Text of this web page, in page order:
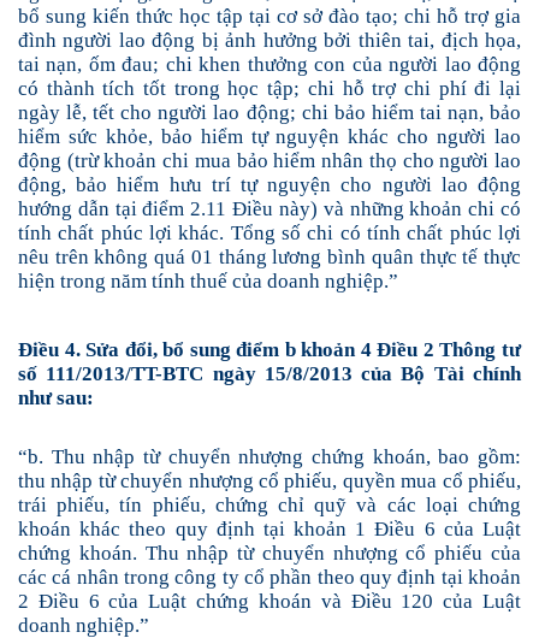
bổ sung kiến thức học tập tại cơ sở đào tạo; chi hỗ trợ gia
đình người lao động bị ảnh hưởng bởi thiên tai, địch họa,
tai nạn, ốm đau; chi khen thưởng con của người lao động
có thành tích tốt trong học tập; chi hỗ trợ chi phí đi lại
ngày lễ, tết cho người lao động; chi bảo hiểm tai nạn, bảo
hiểm sức khỏe, bảo hiểm tự nguyện khác cho người lao
động (trừ khoản chi mua bảo hiểm nhân thọ cho người lao
động, bảo hiểm hưu trí tự nguyện cho người lao động
hướng dẫn tại điểm 2.11 Điều này) và những khoản chi có
tính chất phúc lợi khác. Tổng số chi có tính chất phúc lợi
nêu trên không quá 01 tháng lương bình quân thực tế thực
hiện trong năm tính thuế của doanh nghiệp.”
Điều 4. Sửa đổi, bổ sung điểm b khoản 4 Điều 2 Thông tư
số 111/2013/TT-BTC ngày 15/8/2013 của Bộ Tài chính
như sau:
“b. Thu nhập từ chuyển nhượng chứng khoán, bao gồm:
thu nhập từ chuyển nhượng cổ phiếu, quyền mua cổ phiếu,
trái phiếu, tín phiếu, chứng chỉ quỹ và các loại chứng
khoán khác theo quy định tại khoản 1 Điều 6 của Luật
chứng khoán. Thu nhập từ chuyển nhượng cổ phiếu của
các cá nhân trong công ty cổ phần theo quy định tại khoản
2 Điều 6 của Luật chứng khoán và Điều 120 của Luật
doanh nghiệp.”